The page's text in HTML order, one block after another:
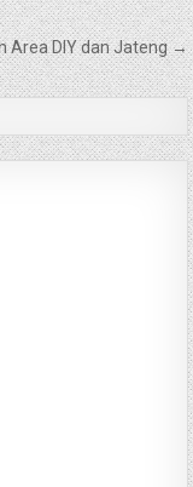
Area DIY dan Jateng →